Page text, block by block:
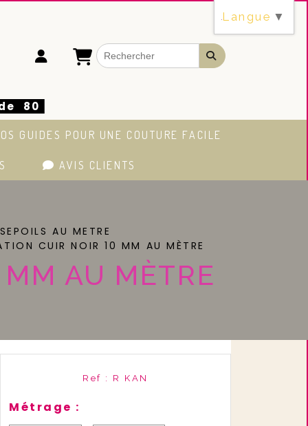
80
GUIDES POUR UNE COUTURE FACILE
AVIS CLIENTS
AU METRE
CUIR NOIR 10 MM AU MÈTRE
AU MÈTRE
Ref : R KAN
Métrage :
Langue ▼